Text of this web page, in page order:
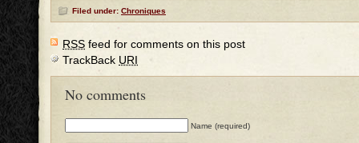
Filed under: Chroniques
RSS feed for comments on this post
TrackBack URI
No comments
Name (required)